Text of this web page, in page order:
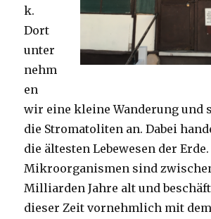
k.
Dort
unter
nehm
en
wir eine kleine Wanderung und
die Stromatoliten an. Dabei
die ältesten Lebewesen der Erde.
Mikroorganismen sind
Milliarden Jahre alt und
dieser Zeit vornehmlich mit